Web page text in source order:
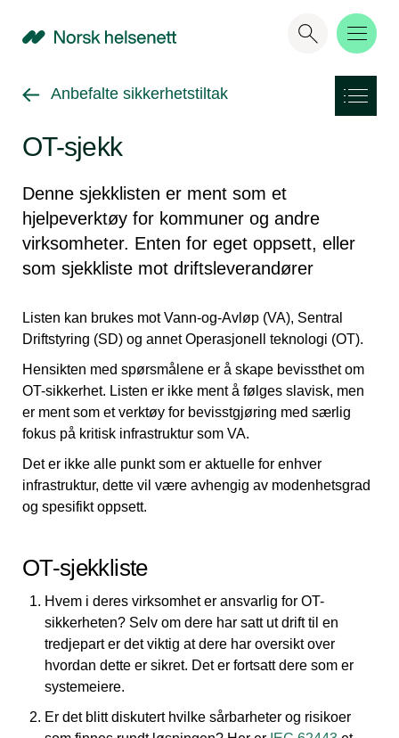
NHN
Gå tilbake til
Anbefalte sikkerhetstiltak
OT-sjekk
Denne sjekklisten er ment som et
hjelpeverktøy for kommuner og andre
virksomheter. Enten for eget oppsett, eller
som sjekkliste mot driftsleverandører
Listen kan brukes mot Vann-og-Avløp (VA), Sentral
Driftstyring (SD) og annet Operasjonell teknologi (OT).
Hensikten med spørsmålene er å skape bevissthet om
OT-sikkerhet. Listen er ikke ment å følges slavisk, men
er ment som et verktøy for bevisstgjøring med særlig
fokus på kritisk infrastruktur som VA.
Det er ikke alle punkt som er aktuelle for enhver
infrastruktur, dette vil være avhengig av modenhetsgrad
og spesifikt oppsett.
OT-sjekkliste
Hvem i deres virksomhet er ansvarlig for OT-
sikkerheten? Selv om dere har satt ut drift til en
tredjepart er det viktig at dere har oversikt over
hvordan dette er sikret. Det er fortsatt dere som er
systemeiere.
Er det blitt diskutert hvilke sårbarheter og risikoer